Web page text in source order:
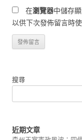
在瀏覽器中儲存
以供下次發佈留言時使
搜尋
近期文章